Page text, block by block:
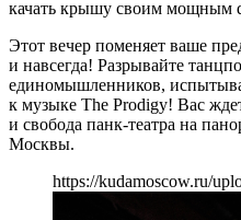
качать крышу своим мощным
Этот вечер поменяет ваше
и навсегда! Разрывайте
единомышленников,
к музыке The Prodigy! Вас
и свобода панк-театра на
Москвы.
https://kudamoscow.ru/